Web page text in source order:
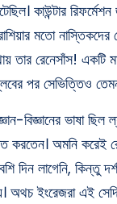
কাউন্টার
মতো
তার রেনেসাঁস! একটি
পর সেভিত্তিও
বিজ্ঞানের ভাষা
করতেন। অমনি করেই
দিন লাগেনি, কিন্তু
অথচ ইংরেজরা এই